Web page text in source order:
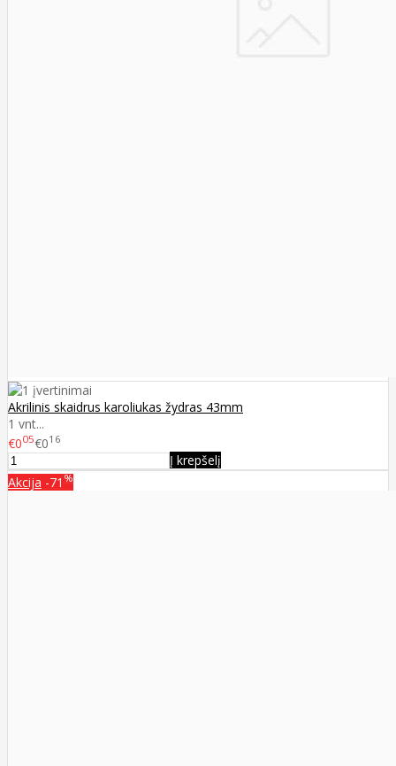
Akrilinis skaidrus karoliukas žydras 43mm
1 vnt...
€005€016
Į krepšelį
Akcija -71 %